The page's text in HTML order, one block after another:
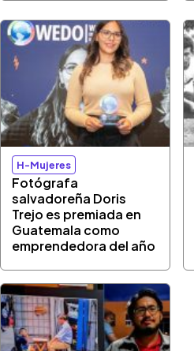
H-Mujeres
Fotógrafa
salvadoreña Doris
Trejo es premiada en
Guatemala como
emprendedora del año